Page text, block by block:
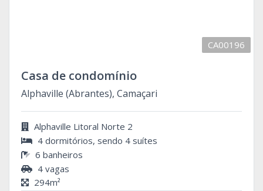
CA00196
Casa de condomínio
Alphaville (Abrantes), Camaçari
Alphaville Litoral Norte 2
4 dormitórios, sendo 4 suítes
6 banheiros
4 vagas
294m²